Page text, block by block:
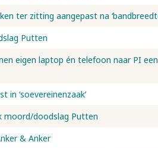
ter zitting aangepast na
Putten
eigen laptop én telefoon naar PI een
in ‘soevereinenzaak’
moord/doodslag Putten
& Anker